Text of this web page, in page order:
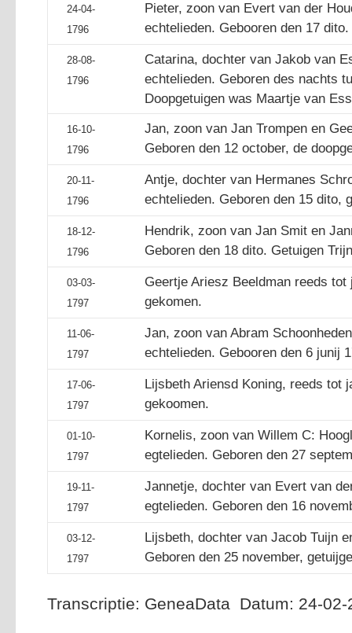
24-04-
1796
Pieter, zoon van Evert van der
echtelieden. Gebooren den 17 dito.
28-08-
1796
Catarina, dochter van Jakob van
echtelieden. Geboren des nachts
Doopgetuigen was Maartje van
16-10-
1796
Jan, zoon van Jan Trompen en
Geboren den 12 october, de
20-11-
1796
Antje, dochter van Hermanes
echtelieden. Geboren den 15 dito,
18-12-
1796
Hendrik, zoon van Jan Smit en
Geboren den 18 dito. Getuigen
03-03-
1797
Geertje Ariesz Beeldman reeds
gekomen.
11-06-
1797
Jan, zoon van Abram
echtelieden. Gebooren den 6 junij
17-06-
1797
Lijsbeth Ariensd Koning, reeds tot
gekoomen.
01-10-
1797
Kornelis, zoon van Willem C:
egtelieden. Geboren den 27
19-11-
1797
Jannetje, dochter van Evert van
egtelieden. Geboren den 16
03-12-
1797
Lijsbeth, dochter van Jacob Tuijn
Geboren den 25 november,
Transcriptie: GeneaData Datum: 24-02-